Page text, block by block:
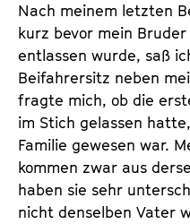
Nach meinem letzten
kurz bevor mein
entlassen wurde, saß
Beifahrersitz neben
fragte mich, ob die
im Stich gelassen
Familie gewesen war.
kommen zwar aus
haben sie sehr
nicht denselben Vater